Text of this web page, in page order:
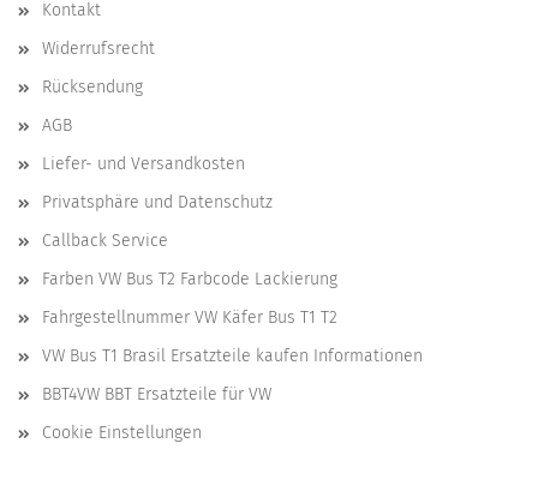
Kontakt
Widerrufsrecht
Rücksendung
AGB
Liefer- und Versandkosten
Privatsphäre und Datenschutz
Callback Service
Farben VW Bus T2 Farbcode Lackierung
Fahrgestellnummer VW Käfer Bus T1 T2
VW Bus T1 Brasil Ersatzteile kaufen Informationen
BBT4VW BBT Ersatzteile für VW
Cookie Einstellungen